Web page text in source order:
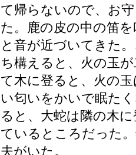
て帰らないので、お
た。鹿の皮の中の笛
と音が近づいてきた
ち構えると、火の玉
て木に登ると、火の
い匂いをかいで眠た
ると、大蛇は隣の木
ているところだった
夫がいた。